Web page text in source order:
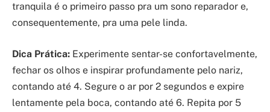
tranquila é o primeiro passo pra um sono reparador e,
consequentemente, pra uma pele linda.
Dica Prática: Experimente sentar-se confortavelmente,
fechar os olhos e inspirar profundamente pelo nariz,
contando até 4. Segure o ar por 2 segundos e expire
lentamente pela boca, contando até 6. Repita por 5